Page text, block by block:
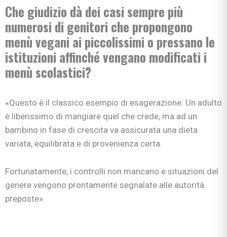
Che giudizio dà dei casi sempre più
numerosi di genitori che propongono
menù vegani ai piccolissimi o pressano le
istituzioni affinché vengano modificati i
menù scolastici?
«Questo è il classico esempio di esagerazione. Un adulto
è liberissimo di mangiare quel che crede, ma ad un
bambino in fase di crescita va assicurata una dieta
variata, equilibrata e di provenienza certa.
Fortunatamente, i controlli non mancano e situazioni del
genere vengono prontamente segnalate alle autorità
preposte».